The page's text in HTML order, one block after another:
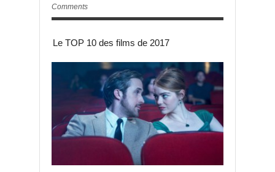
Comments
Le TOP 10 des films de 2017